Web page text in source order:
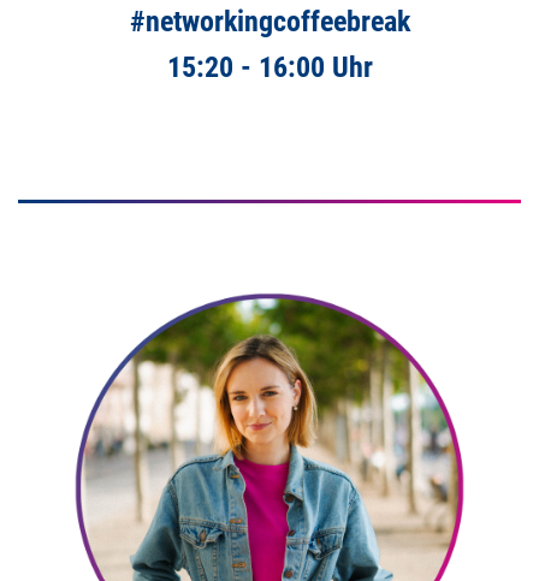
#networkingcoffeebreak
15:20 - 16:00 Uhr